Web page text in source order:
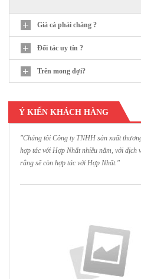
Giá cả phải chăng ?
Đối tác uy tín ?
Trên mong đợi?
Ý KIẾN KHÁCH HÀNG
"Chúng tôi Công ty TNHH sản xuất
hợp tác với Hợp Nhất nhiều năm, với dịch
rằng sẽ còn hợp tác với Hợp Nhất."